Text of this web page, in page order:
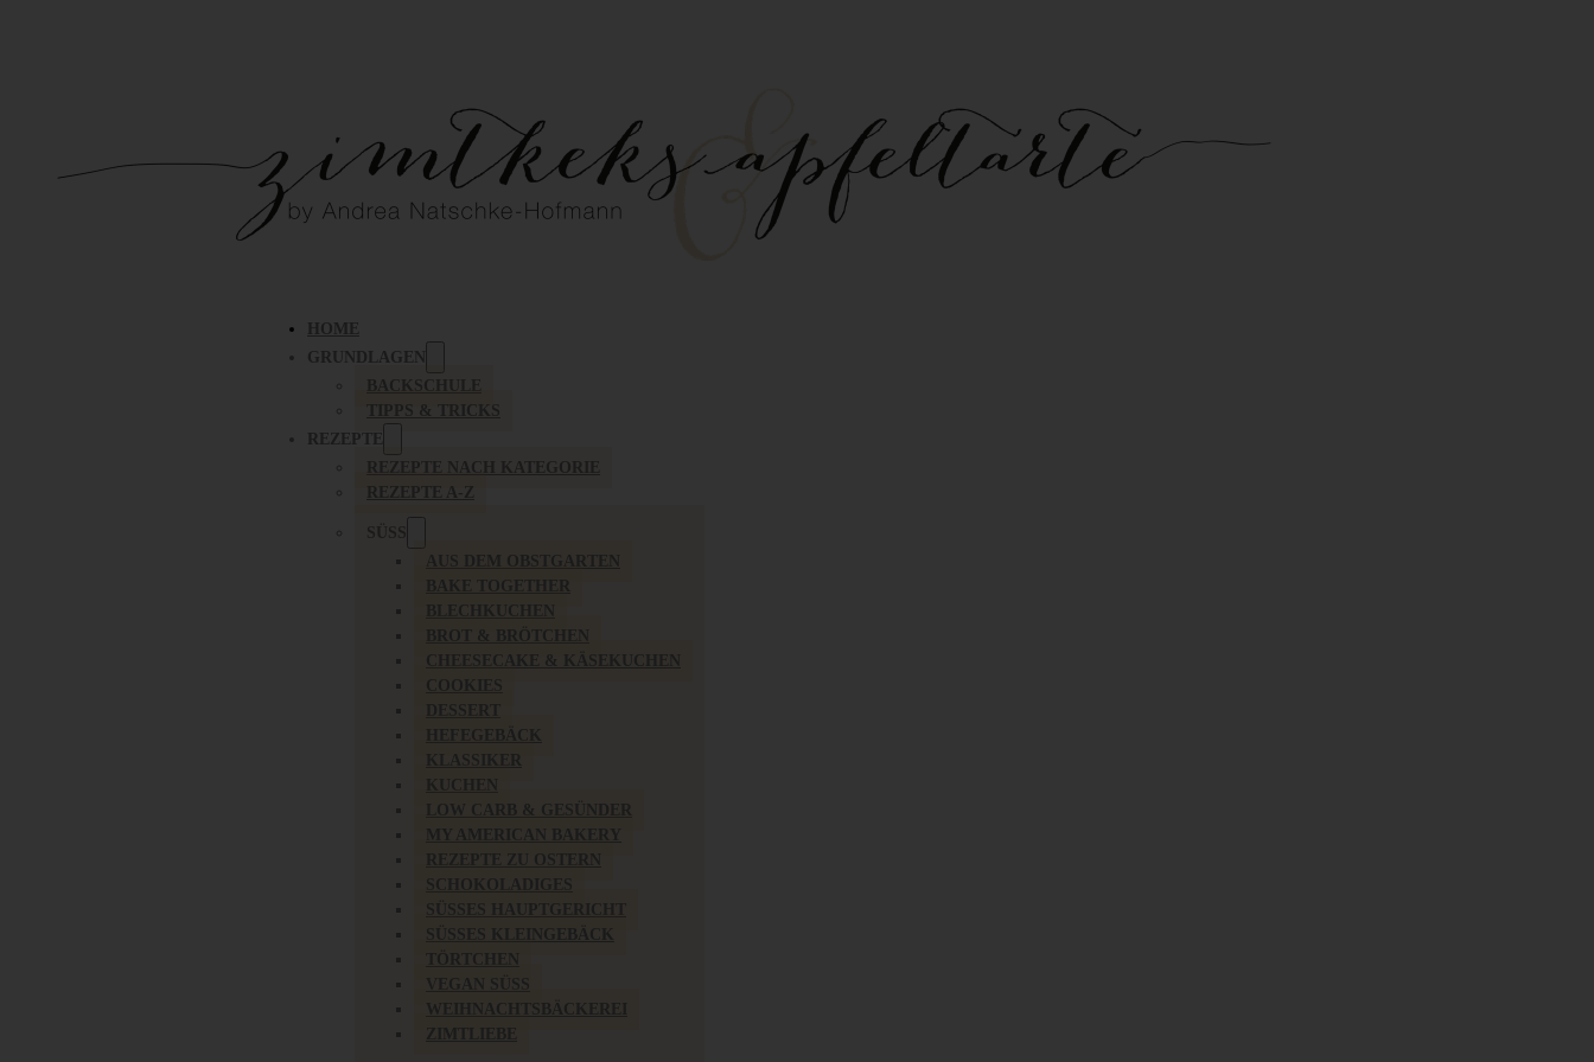
HOME
GRUNDLAGEN
BACKSCHULE
TIPPS & TRICKS
REZEPTE
REZEPTE NACH KATEGORIE
REZEPTE A-Z
SÜSS